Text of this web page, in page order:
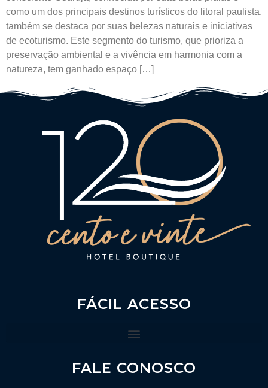
como um dos principais destinos turísticos do litoral paulista,
também se destaca por suas belezas naturais e iniciativas
de ecoturismo. Este segmento do turismo, que prioriza a
preservação ambiental e a vivência em harmonia com a
natureza, tem ganhado espaço […]
FÁCIL ACESSO
FALE CONOSCO